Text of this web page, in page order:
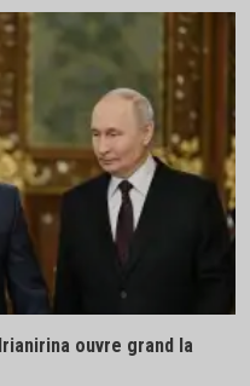
ouvre grand la